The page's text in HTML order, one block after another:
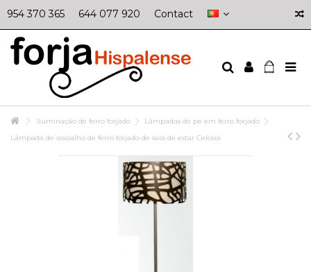
954 370 365 644 077 920 Contact
Iluminação de ferro forjado
Lâmpadas de pé em ferro forjado
Lâmpada de assoalho de ferro forjado de sala de estar Celosía